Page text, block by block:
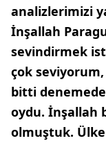
analizlerimizi
İnşallah
sevindirmek
çok
bitti
oydu. İnşallah
olmuştuk.